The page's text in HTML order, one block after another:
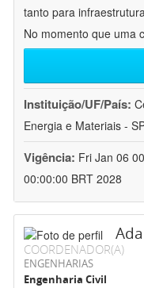
tanto para
No momento que uma
Instituição/UF/País:
Energia e Materiais -
Vigência: Fri Jan 06
00:00:00 BRT 2028
COORDENADOR(A)
ENGENHARIAS
Engenharia Civil